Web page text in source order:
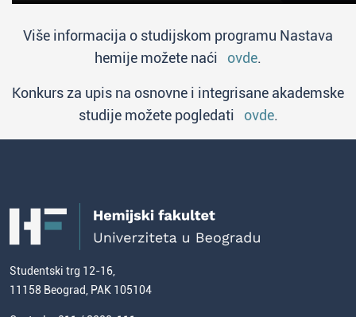
Više informacija o studijskom programu Nastava
hemije možete naći ovde.
Konkurs za upis na osnovne i integrisane akademske
studije možete pogledati ovde.
Studentski trg 12-16,
11158 Beograd, PAK 105104